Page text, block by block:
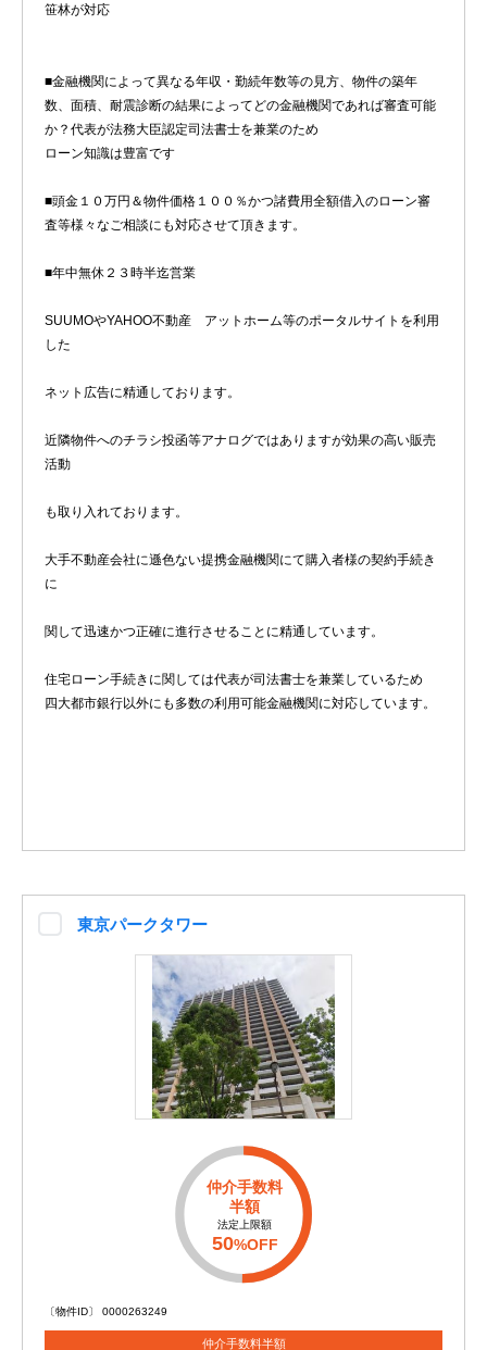
笹林が対応
■金融機関によって異なる年収・勤続年数等の見方、物件の築年
数、面積、耐震診断の結果によってどの金融機関であれば審査可能
か？代表が法務大臣認定司法書士を兼業のため
ローン知識は豊富です
■頭金１０万円＆物件価格１００％かつ諸費用全額借入のローン審
査等様々なご相談にも対応させて頂きます。
■年中無休２３時半迄営業
SUUMOやYAHOO不動産 アットホーム等のポータルサイトを利用
した
ネット広告に精通しております。
近隣物件へのチラシ投函等アナログではありますが効果の高い販売
活動
も取り入れております。
大手不動産会社に遜色ない提携金融機関にて購入者様の契約手続き
に
関して迅速かつ正確に進行させることに精通しています。
住宅ローン手続きに関しては代表が司法書士を兼業しているため
四大都市銀行以外にも多数の利用可能金融機関に対応しています。
東京パークタワー
仲介手数料
半額
法定上限額
50%OFF
〔物件ID〕 0000263249
仲介手数料半額